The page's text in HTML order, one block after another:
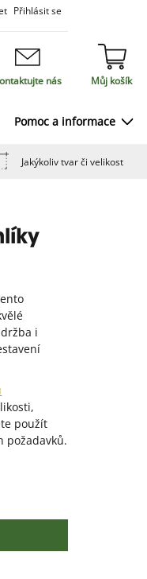
Přihlásit se
Můj košík
nás
Pomoc a informace
Jakýkoliv tvar či velikost
i
použít
požadavků.